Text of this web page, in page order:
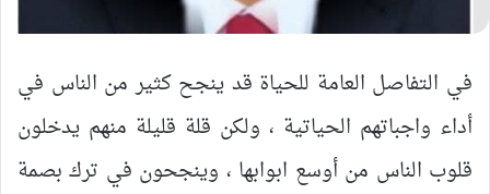
في التفاصل العامة للحياة قد ينجح كثير من الناس في
أداء واجباتهم الحياتية ، ولكن قلة قليلة منهم يدخلون
قلوب الناس من أوسع ابوابها ، وينجحون في ترك بصمة